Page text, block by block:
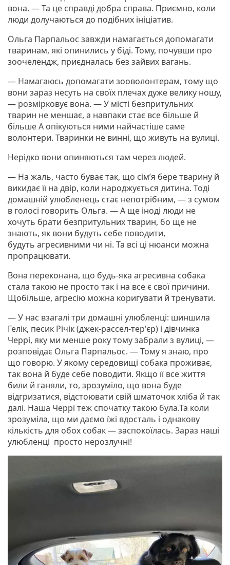
вона. — Та це справді добра справа. Приємно, коли
люди долучаються до подібних ініціатив.
Ольга Парпальос завжди намагається допомагати
тваринам, які опинились у біді. Тому, почувши про
зоочелендж, приєдналась без зайвих вагань.
— Намагаюсь допомагати зооволонтерам, тому що
вони зараз несуть на своїх плечах дуже велику ношу,
— розмірковує вона. — У місті безпритульних
тварин не меншає, а навпаки стає все більше й
більше А опікуються ними найчастіше саме
волонтери. Тваринки не винні, що живуть на вулиці.
Нерідко вони опиняються там через людей.
— На жаль, часто буває так, що сім’я бере тварину й
викидає її на двір, коли народжується дитина. Тоді
домашній улюбленець стає непотрібним, — з сумом
в голосі говорить Ольга. — А ще іноді люди не
хочуть брати безпритульних тварин, бо ще не
знають, як вони будуть себе поводити,
будуть агресивними чи ні. Та всі ці нюанси можна
пропрацювати.
Вона переконана, що будь-яка агресивна собака
стала такою не просто так і на все є свої причини.
Щобільше, агресію можна коригувати й тренувати.
— У нас взагалі три домашні улюбленці: шиншила
Гелік, песик Річік (джек-рассел-тер'єр) і дівчинка
Черрі, яку ми менше року тому забрали з вулиці, —
розповідає Ольга Парпальос. — Тому я знаю, про
що говорю. У якому середовищі собака проживає,
так вона й буде себе поводити. Якщо її все життя
били й ганяли, то, зрозуміло, що вона буде
відгризатися, відстоювати свій шматочок хліба й так
далі. Наша Черрі теж спочатку такою була.Та коли
зрозуміла, що ми даємо їжі вдосталь і однакову
кількість для обох собак — заспокоїлась. Зараз наші
улюбленці просто нерозлучні!